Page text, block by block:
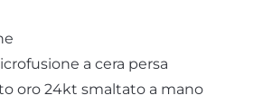
a cera persa
oro 24kt smaltato a mano